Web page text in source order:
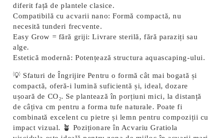
diferit față de plantele clasice.
Compatibilă cu acvarii nano: Formă compactă, nu
necesită tunderi frecvente.
Easy Grow = fără griji: Livrare sterilă, fără paraziți sau
alge.
Estetică modernă: Potențează structura aquascaping-ului.
💡 Sfaturi de Îngrijire Pentru o formă cât mai bogată și
compactă, oferă-i lumină suficientă și, ideal, dozare
ușoară de CO₂. Se plantează în porțiuni mici, la distanță
de câțiva cm pentru a forma tufe naturale. Poate fi
combinată excelent cu pietre și lemn pentru compoziții cu
impact vizual. 🪴 Poziționare în Acvariu Gratiola